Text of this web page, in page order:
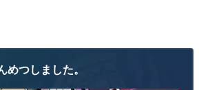
つしました。